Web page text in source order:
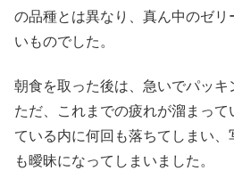
の品種とは異なり、真ん中のゼ
いものでした。
朝食を取った後は、急いでパッキ
ただ、これまでの疲れが溜まっ
ている内に何回も落ちてしまい
も曖昧になってしまいました。